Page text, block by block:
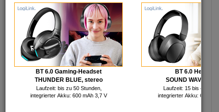
BT 6.0 Gaming-Headset
THUNDER BLUE, stereo
Laufzeit: bis zu 50 Stunden,
integrierter Akku: 600 mAh 3,7 V
BT 6.0 Headset
SOUND WAVE,
Laufzeit: 15 bis 40
integrierter Akku: 600
Kleben
Korrigieren
Koffer & Taschen
Ordnungsmittel
StempelShop
Schreibtisch & mehr
Werbemittel
IT - Multimedia